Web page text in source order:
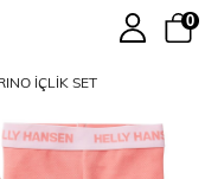
0
İÇLİK SET